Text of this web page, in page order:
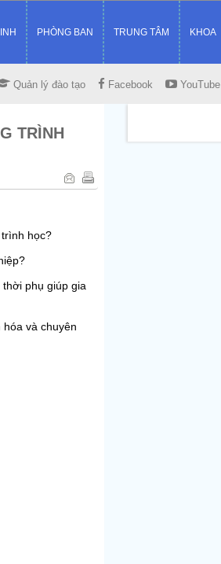
PHÒNG BAN TRUNG TÂM KHOA
Quản lý đào tạo Facebook YouTube
TRÌNH
học?
phụ giúp gia
và chuyên